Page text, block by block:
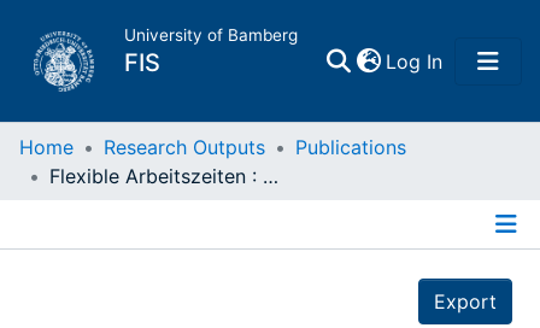
University of Bamberg
FIS Log In(current)
Home
Home Research Outputs
Publications
Flexible Arbeitszeiten : Wechselwirkungen zwischen betrieblicher und außerbetrieblicher Lebenswelt
Export